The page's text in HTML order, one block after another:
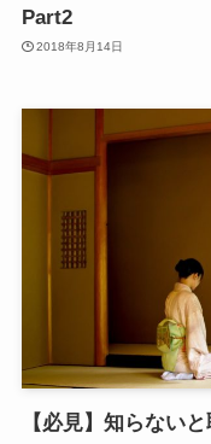
Part2
2018年8月14日
【必見】知らない